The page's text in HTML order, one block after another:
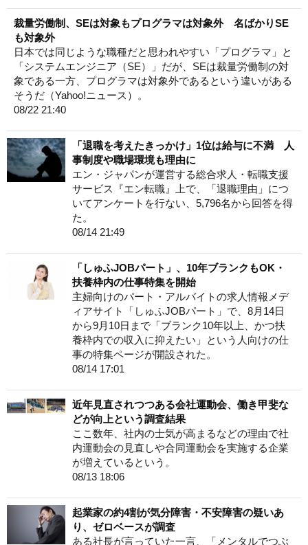
裁量労働制、SEは対象もプログラマは対象外 名ばかりSE
も対象外
日本では同じような職種だと思われやすい「プログラマ」と
「システムエンジニア（SE）」だが、SEは裁量労働制の対
象である一方、プログラマは対象外であるという違いがある
そうだ（Yahoo!ニュース）。
08/22 21:40
「退職を考えたきっかけ」1位は給与に不満 人
事制度や職場環境も理由に
エン・ジャパンが運営する総合求人・転職支援
サービス『エン転職』上で、「退職理由」につ
いてアンケートを行ない、5,796名から回答を得
た。
08/14 21:49
「しゅふJOBパート」、10年ブランクもOK・
扶養枠内の仕事特集を開始
主婦向けのパート・アルバイトの求人情報メデ
ィアサイト「しゅふJOBパート」で、8月14日
から9月10日まで「ブランク10年以上、かつ扶
養枠内での収入に抑えたい」という人向けの仕
事の特集ページが開設された。
08/14 17:01
近年見直されつつある会社運動会、働き甲斐な
どが向上という調査結果
ここ数年、社内の士気が高まるなどの理由で社
内運動会の見直しや合同運動会を実施する企業
が増えているという。
08/13 18:06
起業家の約4割が気分障害・不安障害の疑いあ
り、ゼロベースが調査
ある社長が言っていた一言、「メンタルでつぶ